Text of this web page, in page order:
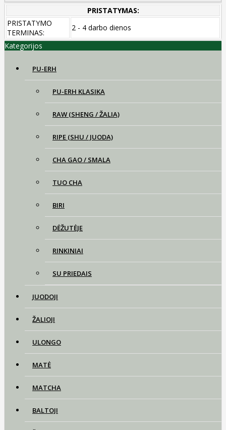
PRISTATYMAS:
PRISTATYMO
TERMINAS:
2 - 4 darbo dienos
Kategorijos
PU-ERH
PU-ERH KLASIKA
RAW (SHENG / ŽALIA)
RIPE (SHU / JUODA)
CHA GAO / SMALA
TUO CHA
BIRI
DĖŽUTĖJE
RINKINIAI
SU PRIEDAIS
JUODOJI
ŽALIOJI
ULONGO
MATĖ
MATCHA
BALTOJI